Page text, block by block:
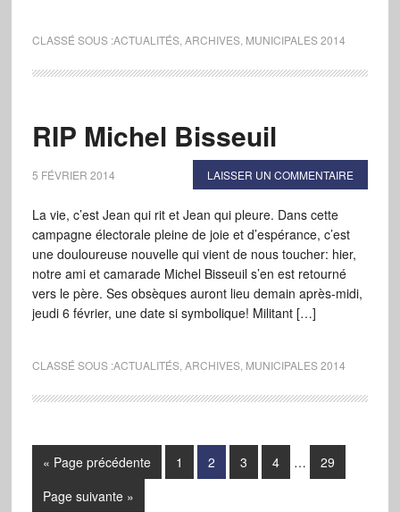
CLASSÉ SOUS :ACTUALITÉS, ARCHIVES, MUNICIPALES 2014
RIP Michel Bisseuil
5 FÉVRIER 2014 LAISSER UN COMMENTAIRE
La vie, c’est Jean qui rit et Jean qui pleure. Dans cette
campagne électorale pleine de joie et d’espérance, c’est
une douloureuse nouvelle qui vient de nous toucher: hier,
notre ami et camarade Michel Bisseuil s’en est retourné
vers le père. Ses obsèques auront lieu demain après-midi,
jeudi 6 février, une date si symbolique! Militant […]
CLASSÉ SOUS :ACTUALITÉS, ARCHIVES, MUNICIPALES 2014
« Page précédente 1 2 3 4 …
29
Page suivante »